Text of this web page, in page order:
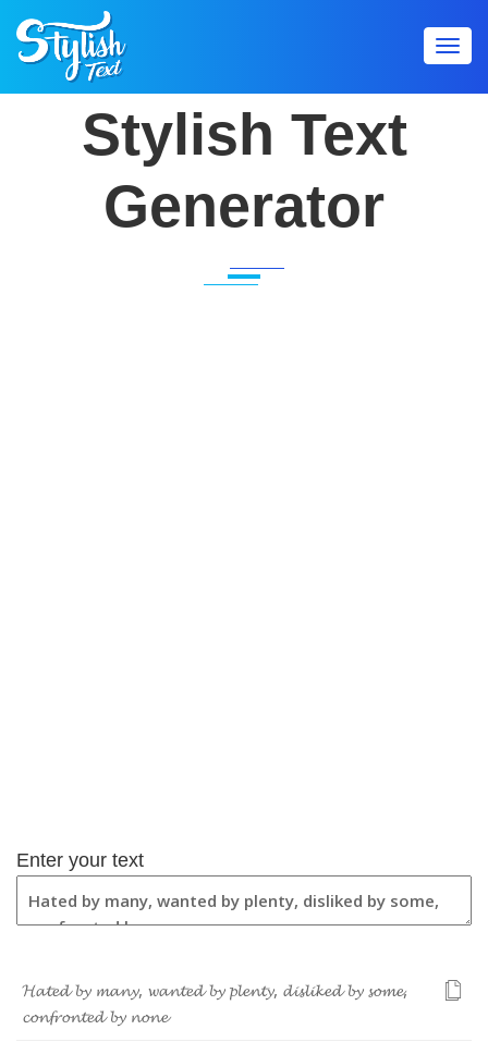
Stylish Text
Generator
Enter your text
𝓗𝓪𝓽𝓮𝓭 𝓫𝔂 𝓶𝓪𝓷𝔂, 𝔀𝓪𝓷𝓽𝓮𝓭 𝓫𝔂 𝓹𝓵𝓮𝓷𝓽𝔂, 𝓭𝓲𝓼𝓵𝓲𝓴𝓮𝓭 𝓫𝔂 𝓼𝓸𝓶𝓮,
𝓬𝓸𝓷𝓯𝓻𝓸𝓷𝓽𝓮𝓭 𝓫𝔂 𝓷𝓸𝓷𝓮